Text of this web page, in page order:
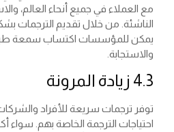
مع العملاء في جميع أنحاء العالم،
الناشئة. من خلال تقديم الترجمات
يمكن للمؤسسات اكتساب سمعة
والاستجابة.
4.3 زيادة المرونة
توفر ترجمات سريعة للأفراد
احتياجات الترجمة الخاصة بهم. سواء